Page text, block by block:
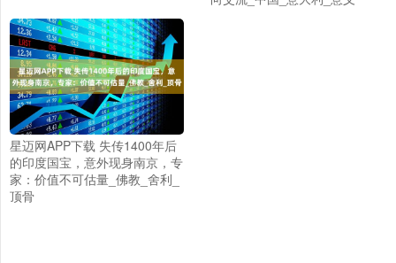
星迈网APP下载 失传1400年后
的印度国宝，意外现身南京，专
家：价值不可估量_佛教_舍利_
顶骨